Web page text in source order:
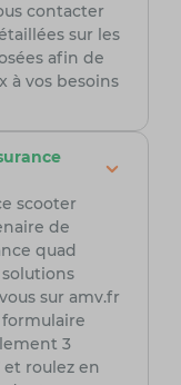
contacter
sur les
afin de
à vos besoins
scooter
de
quad
sur amv.fr
3
et roulez en